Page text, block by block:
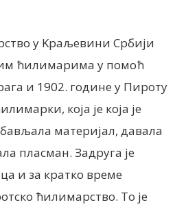
у Kраљевини Србији
ћилимарима у помоћ
и 1902. године у Пироту
која је која је
материјал, давала
пласман. Задруга је
и за кратко време
ћилимарство. То је